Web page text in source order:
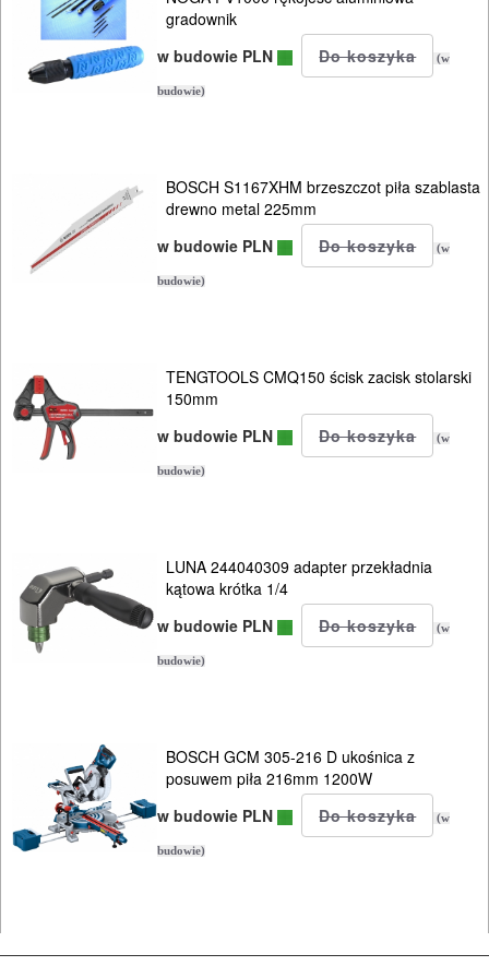
PNEUMATYCZNE
AKCESORIA
SPAWALNICTWO
URZĄDZENIA
ROZRUCHOWE
OSPRZĘT
AGREGATY
PRĄDOWE
I
BHP
OGRODNICZE
NARZĘDZIA
PILARKI-
KOSIARKI-
CIŚNIENIOWE
gradownik
w budowie PLN
(w
budowie)
BOSCH S1167XHM brzeszczot piła szablasta
drewno metal 225mm
w budowie PLN
(w
budowie)
TENGTOOLS CMQ150 ścisk zacisk stolarski
150mm
w budowie PLN
(w
budowie)
LUNA 244040309 adapter przekładnia
kątowa krótka 1/4
w budowie PLN
(w
budowie)
BOSCH GCM 305-216 D ukośnica z
posuwem piła 216mm 1200W
w budowie PLN
(w
budowie)